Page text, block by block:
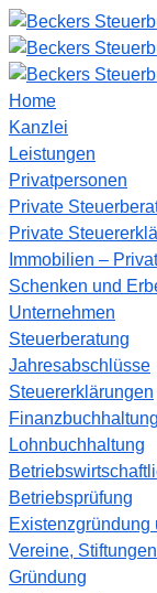
Home
Kanzlei
Leistungen
Privatpersonen
Private
Private
Immobilien –
Schenken und
Unternehmen
Steuerberatung
Jahresabschlüsse
Steuererklärungen
Finanzbuchhaltung
Lohnbuchhaltung
Betriebsprüfung
Existenzgründung
Vereine,
Gründung